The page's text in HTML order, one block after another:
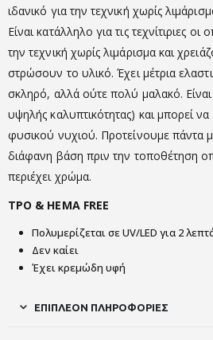
ιδανικό για την τεχνική χωρίς
Είναι κατάλληλο για τις τεχνίτιριες
την τεχνική χωρίς λιμάρισμα και
στρώσουν το υλικό. Έχει μέτρια
σκληρό, αλλά ούτε πολύ μαλακό.
υψηλής καλυπτικότητας) και μπορεί να
φυσικού νυχιού. Προτείνουμε πάντα
διάφανη βάση πριν την τοποθέτηση
περιέχει χρώμα.
TPO & HEMA FREE
Πολυμερίζεται σε UV/LED για 2
Δεν καίει
Έχει κρεμώδη υφή
ΕΠΙΠΛΈΟΝ ΠΛΗΡΟΦΟΡΊΕΣ